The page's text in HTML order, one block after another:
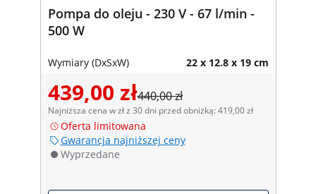
Pompa do oleju - 230 V - 67 l/min -
500 W
Wymiary (DxSxW) 22 x 12.8 x 19 cm
439,00 zł440,00 zł
Najniższa cena w zł z 30 dni przed obniżką: 419,00 zł
Oferta limitowana
Gwarancja najniższej ceny
Wyprzedane